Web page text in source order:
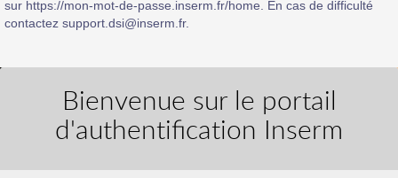
sur https://mon-mot-de-passe.inserm.fr/home. En cas de difficulté
contactez support.dsi@inserm.fr.
Bienvenue sur le portail
d'authentification Inserm